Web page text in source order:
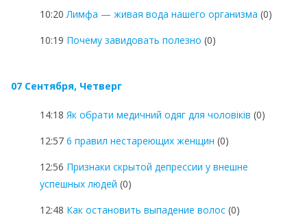
10:20 Лимфа — живая вода нашего организма (0)
10:19 Почему завидовать полезно (0)
07 Сентября, Четверг
14:18 Як обрати медичний одяг для чоловіків (0)
12:57 6 правил нестареющих женщин (0)
12:56 Признаки скрытой депрессии у внешне
успешных людей (0)
12:48 Как остановить выпадение волос (0)